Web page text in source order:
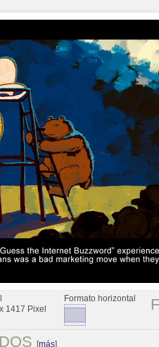
1417 Pixel
Formato horizontal
[más]